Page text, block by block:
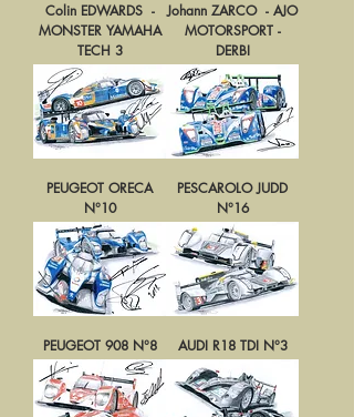
Colin EDWARDS -
MONSTER YAMAHA
TECH 3
Johann ZARCO - AJO
MOTORSPORT -
DERBI
PEUGEOT ORECA
N°10
PESCAROLO JUDD
N°16
PEUGEOT 908 N°8 AUDI R18 TDI N°3